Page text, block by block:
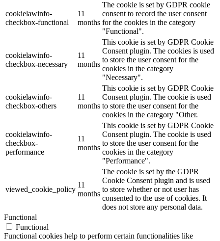
cookielawinfo-
checkbox-functional
11
months
The cookie is set by GDPR cookie
consent to record the user consent
for the cookies in the category
"Functional".
cookielawinfo-
checkbox-necessary
11
months
This cookie is set by GDPR Cookie
Consent plugin. The cookies is used
to store the user consent for the
cookies in the category
"Necessary".
cookielawinfo-
checkbox-others
11
months
This cookie is set by GDPR Cookie
Consent plugin. The cookie is used
to store the user consent for the
cookies in the category "Other.
cookielawinfo-
checkbox-
performance
11
months
This cookie is set by GDPR Cookie
Consent plugin. The cookie is used
to store the user consent for the
cookies in the category
"Performance".
viewed_cookie_policy
11
months
The cookie is set by the GDPR
Cookie Consent plugin and is used
to store whether or not user has
consented to the use of cookies. It
does not store any personal data.
Functional
Functional
Functional cookies help to perform certain functionalities like